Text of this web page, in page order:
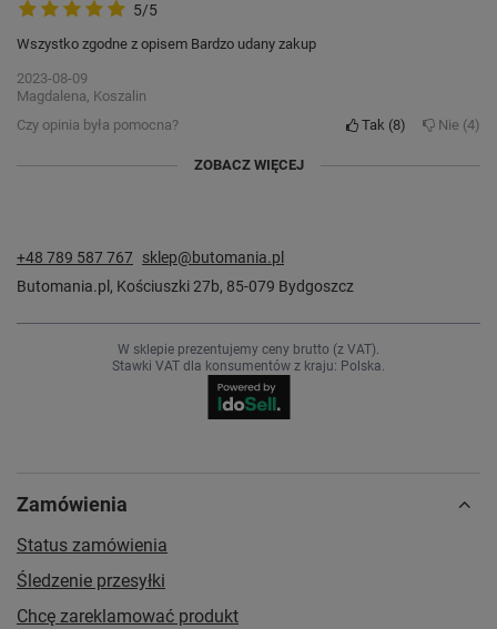
5/5
Wszystko zgodne z opisem Bardzo udany zakup
2023-08-09
Magdalena, Koszalin
Czy opinia była pomocna?
Tak 8 Nie 4
Opinia potwierdzona zakupem
Anna, Koszalin
Czy opinia była pomocna?
Tak
ZOBACZ WIĘCEJ
+48 789 587 767 sklep@butomania.pl
Butomania.pl , Kościuszki 27b, 85-079 Bydgoszcz
W sklepie prezentujemy ceny brutto (z VAT).
Stawki VAT dla konsumentów z kraju: Polska.
Zamówienia
Status zamówienia
Śledzenie przesyłki
Chcę zareklamować produkt